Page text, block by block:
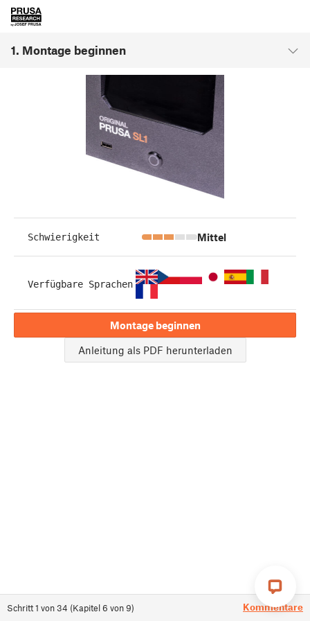
1. Montage beginnen
Schritt1 von34 (Kapitel6 von9) Kommentare
Schwierigkeit Mittel
Verfügbare Sprachen
Montage beginnen
Anleitung als PDF herunterladen